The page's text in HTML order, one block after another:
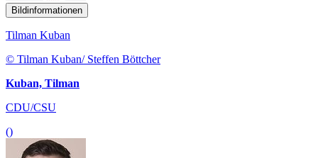
Bildinformationen
Tilman Kuban
© Tilman Kuban/ Steffen Böttcher
Kuban, Tilman
CDU/CSU
()